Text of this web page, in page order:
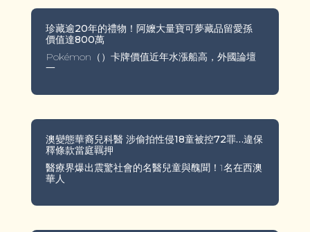
珍藏逾20年的禮物！阿嬤大量寶可夢藏品留愛孫
價值達800萬
Pokémon（）卡牌價值近年水漲船高，外國論壇
一
澳變態華裔兒科醫 涉偷拍性侵18童被控72罪…違保
釋條款當庭羈押
醫療界爆出震驚社會的名醫兒童與醜聞！1名在西澳
華人